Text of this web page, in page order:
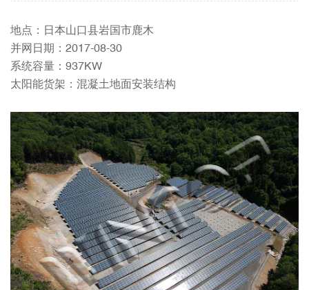
地点：日本山口县岩国市鹿木
并网日期：2017-08-30
系统容量：937KW
太阳能货架：混凝土地面安装结构